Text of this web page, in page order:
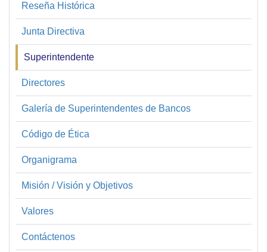
Sobre
la
SBP
Reseña Histórica
Junta Directiva
Superintendente
Directores
Galería de Superintendentes de Bancos
Código de Ética
Organigrama
Misión / Visión y Objetivos
Valores
Contáctenos